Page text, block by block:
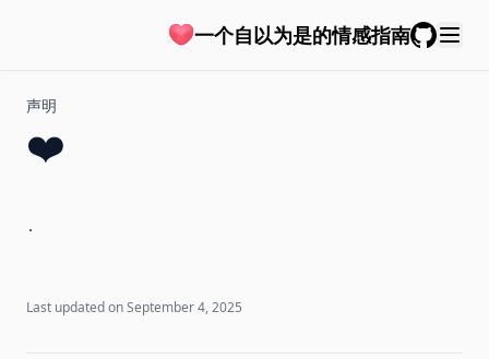
一个自以为是的情感指南
想加你微信 😍 ↗
声明
❤️
.
Last updated onSeptember 4, 2025